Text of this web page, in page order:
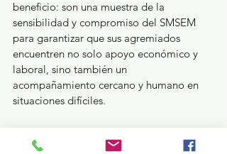
beneficio: son una muestra de la
sensibilidad y compromiso del SMSEM
para garantizar que sus agremiados
encuentren no solo apoyo económico y
laboral, sino también un
acompañamiento cercano y humano en
situaciones difíciles.
2027 reafirma su proyecto sindical,